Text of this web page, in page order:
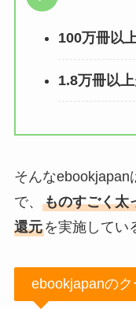
100万冊以
1.8万冊以上
そんなebookjapan
で、 ものすごく太
還元を実施してい
ebookjapanの